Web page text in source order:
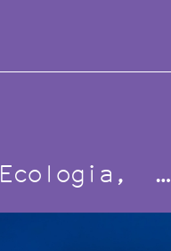
Ecologia …